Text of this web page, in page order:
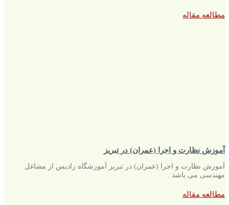
مطالعه مقاله
آموزش نظارت و اجرا (عمران) در تبریز
آموزش نظارت و اجرا (عمران) در تبریز آموزشگاه رادیس از مشاغل
مهندسی می باشد .
مطالعه مقاله